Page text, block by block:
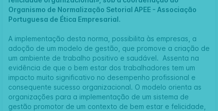
Organismo de Normalização Setorial APEE - Associação
Portuguesa de Ética Empresarial.
A implementação desta norma, possibilita às empresas, a
adoção de um modelo de gestão, que promove a criação de
um ambiente de trabalho positivo e saudável. Assenta na
evidência de que o bem estar dos trabalhadores tem um
impacto muito significativo no desempenho profissional e
consequente sucesso organizacional. O modelo orienta as
organizações para a implementação de um sistema de
gestão promotor de um contexto de bem estar e felicidade,